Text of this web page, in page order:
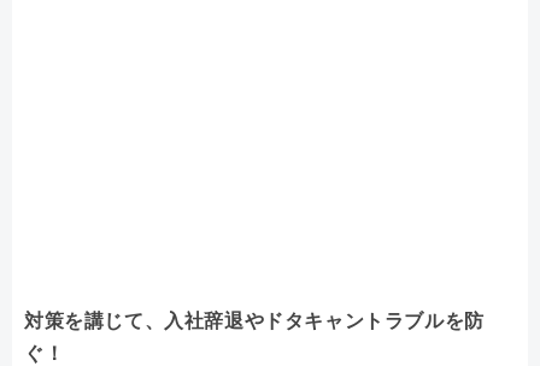
対策を講じて、入社辞退やドタキャントラブルを防
ぐ！